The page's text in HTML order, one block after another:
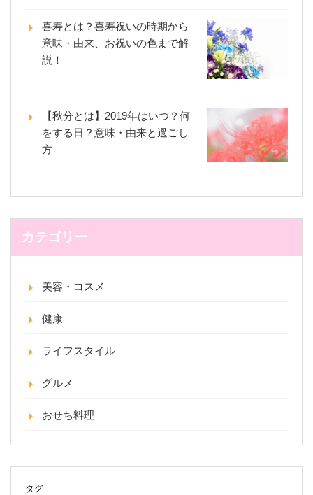
喜寿とは？喜寿祝いの時期から
意味・由来、お祝いの色まで解
説！
【秋分とは】2019年はいつ？何
をする日？意味・由来と過ごし
方
カテゴリー
美容・コスメ
健康
ライフスタイル
グルメ
おせち料理
タグ